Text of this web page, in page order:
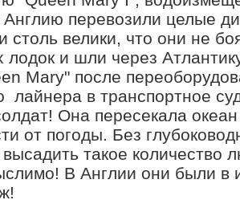
перевозили целые
столь велики, что они не
лодок и шли через
Mary" после
лайнера в транспортное
Она пересекала
от погоды. Без
такое количество
В Англии они были в